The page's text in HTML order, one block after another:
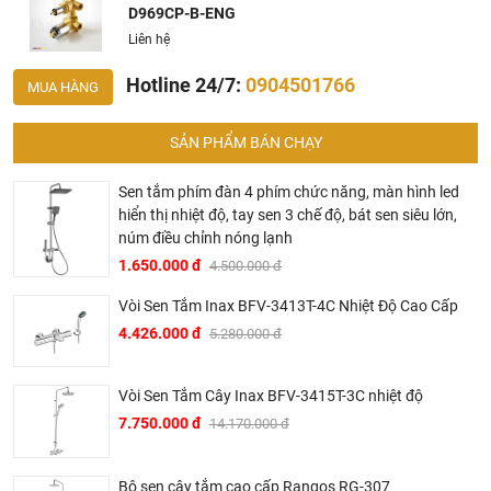
▶ Bravat là thương hiệu cao cấp các sản phẩm nhà tắm
thuộc sở hữu của Roman Dietsche, một nhà cung cấp thiết
bị vệ sinh của Đức có bề dày lịch sử hơn 145 năm. Khởi
Baden – Württemberg tây nam nước Đức vào năm 1873,
sau hơn 2 thế kỷ phát triển, đến nay Bravat đã trở thành một
▶ Các sản phẩm của Bravat đã được sử dụng trong nhiều
công trình hạng sang của thế như hệ thống trong các hệ
thống khách sạn hạng sang của Intercontinetal, Conrad
Hilton, Sheraton, Le Méri­di­en, Marriott hay trên các hạm
D969CP-B-ENG
Liên hệ
MUA HÀNG Hotline 24/7: 0904501766
SẢN PHẨM BÁN CHẠY
Sen tắm phím đàn 4 phím chức năng, màn hình led
hiển thị nhiệt độ, tay sen 3 chế độ, bát sen siêu lớn,
núm điều chỉnh nóng lạnh
1.650.000 đ 4.500.000 đ
Vòi Sen Tắm Inax BFV-3413T-4C Nhiệt Độ Cao Cấp
4.426.000 đ 5.280.000 đ
Vòi Sen Tắm Cây Inax BFV-3415T-3C nhiệt độ
7.750.000 đ 14.170.000 đ
Bộ sen cây tắm cao cấp Rangos RG-307